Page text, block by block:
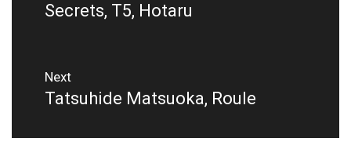
l’article
post:
Secrets, T5, Hotaru
Next
Next
Tatsuhide Matsuoka, Roule